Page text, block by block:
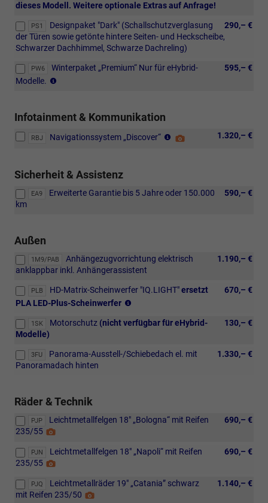
dieses Modell. Weitere optionale Extras auf Anfrage!
PS1 290,– €
Designpaket "Dark" (Schallschutzverglasung
der Türen sowie getönte hintere Seiten- und Heckscheibe,
Schwarzer Dachhimmel, Schwarze Dachreling)
PW6 595,– €
Winterpaket „Premium“ Nur für eHybrid-
Modelle.
Verbundglas-
mit
Abreißglas,
Wärme-
und
Infotainment & Kommunikation
RBJ 1.320,– €
Navigationssystem „Discover“
Sprachassistent
(eingeschränkte
im
der
mit
Ladefunktion
zu
mit
Details
Sicherheit & Assistenz
EA9 590,– €
Erweiterte Garantie bis 5 Jahre oder 150.000
km
Außen
1M9/PAB 1.190,– €
Anhängezugvorrichtung elektrisch
anklappbar inkl. Anhängerassistent
PLB 670,– €
HD-Matrix-Scheinwerfer "IQ.LIGHT"ersetzt
PLA LED-Plus-Scheinwerfer
Rückleuchten
Blinkleuchte,
10-
farbig,
der
in
1SK 130,– €
Motorschutz (nicht verfügbar für eHybrid-
Modelle)
3FU 1.330,– €
Panorama-Ausstell-/Schiebedach el. mit
Panoramadach hinten
Räder & Technik
PJP 690,– €
Leichtmetallfelgen 18" „Bologna“ mit Reifen
235/55
PJN 690,– €
Leichtmetallfelgen 18" „Napoli“ mit Reifen
235/55
PJQ 1.140,– €
Leichtmetallräder 19" „Catania” schwarz
mit Reifen 235/50